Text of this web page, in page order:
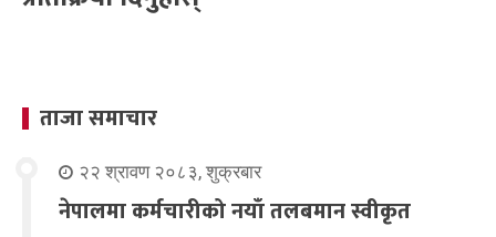
ताजा समाचार
२२ श्रावण २०८३, शुक्रबार
नेपालमा कर्मचारीको नयाँ तलबमान स्वीकृत